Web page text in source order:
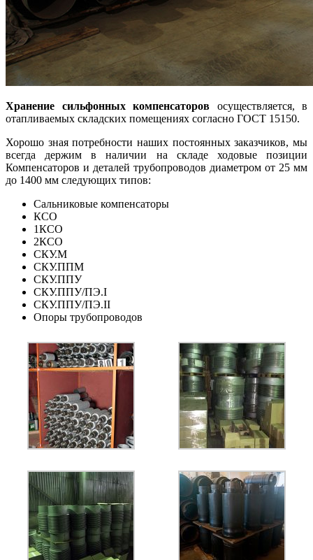
Хранение сильфонных компенсаторов осуществляется, в
отапливаемых складских помещениях согласно ГОСТ 15150.
Хорошо зная потребности наших постоянных заказчиков, мы
всегда держим в наличии на складе ходовые позиции
Компенсаторов и деталей трубопроводов диаметром от 25 мм
до 1400 мм следующих типов:
Сальниковые компенсаторы
КСО
1КСО
2КСО
СКУ.М
СКУ.ППМ
СКУ.ППУ
СКУ.ППУ/ПЭ.I
СКУ.ППУ/ПЭ.II
Опоры трубопроводов